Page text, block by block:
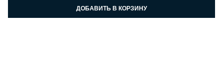
ДОБАВИТЬ В КОРЗИНУ